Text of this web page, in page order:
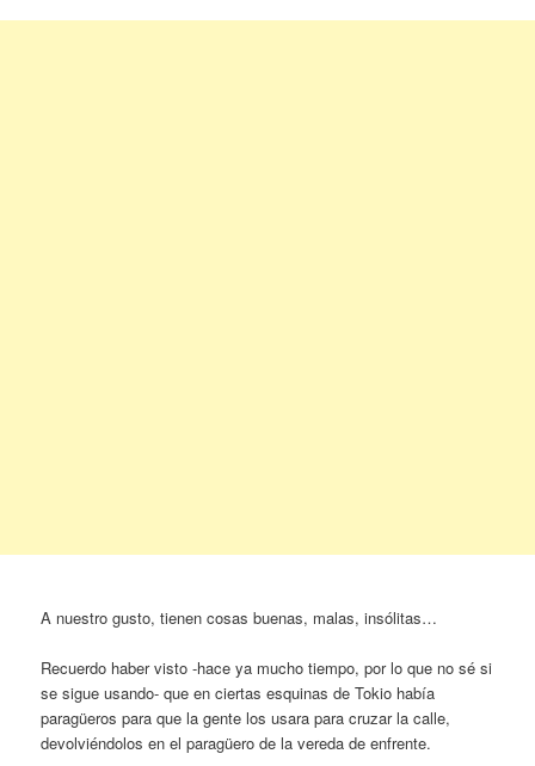
A nuestro gusto, tienen cosas buenas, malas, insólitas…
Recuerdo haber visto -hace ya mucho tiempo, por lo que no sé si
se sigue usando- que en ciertas esquinas de Tokio había
paragüeros para que la gente los usara para cruzar la calle,
devolviéndolos en el paragüero de la vereda de enfrente.